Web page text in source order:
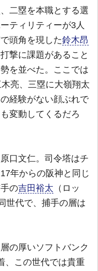
二塁を本職とする選
ティリティーが3人
頭角を現した鈴木昂
撃に課題があること
を並べた。ここでは
亮、三塁に大嶺翔太
経験がない顔ぶれで
変動してくるだろ
口文仁。司令塔はチ
年からの阪神と同じ
の吉田裕太 （ロッ
世代で、捕手の層は
の厚いソフトバンク
、この世代では貴重